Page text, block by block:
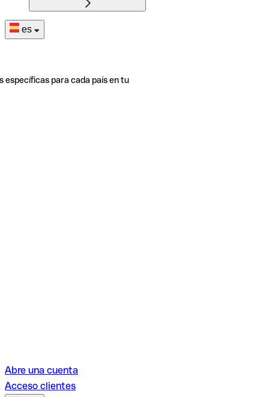
es
específicas para cada país en tu
Abre una cuenta
Acceso clientes